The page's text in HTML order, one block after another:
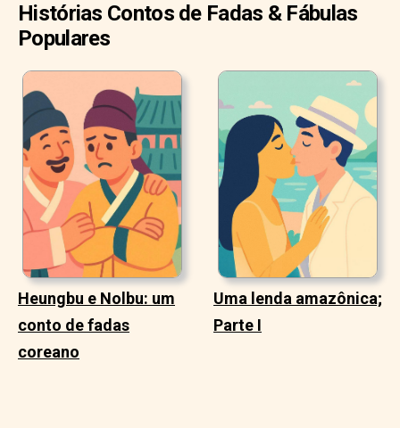
Histórias Contos de Fadas & Fábulas
Populares
Heungbu e Nolbu: um
conto de fadas
coreano
Uma lenda amazônica;
Parte I